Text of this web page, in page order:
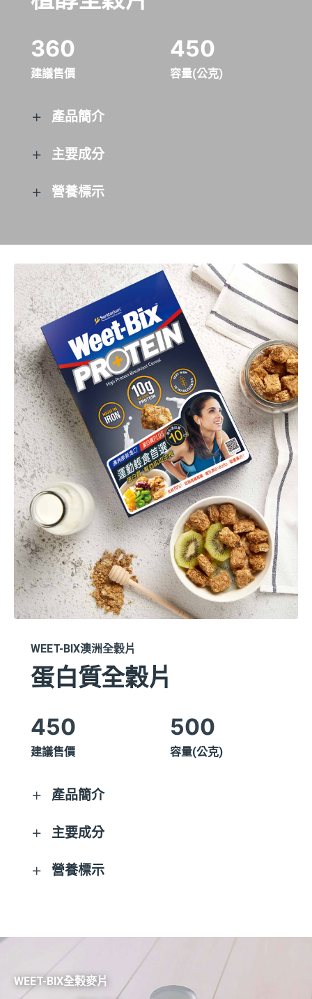
葉酸
鈣 60.4毫克
鐵 1.5毫克 9.1毫克
360
建議售價
450
容量(公克)
產品簡介
維生素B1：幫助心臟正常功能。鎂：幫
主要成分
全麥(88%)、植物固醇酯、蔗糖、鹽、大麥芽
營養標示
本包裝含24份
每份 每100公克
每一份量18.3公克
本包裝含24份
每份 每100公克
熱量 64大卡 347大卡
蛋白質 1.9公克 10.5公克
脂肪 0.9公克 4.8公克
飽和脂肪 0.1公克 0.7公克
反式脂肪 0公克 0公克
碳水化合物 12.9公克 70.4公克
糖 0.5公克 2.7公克
膳食纖維 1.8公克 9.7公克
鈉 46.5毫克 254毫克
維生素B1 0.28毫克 1.53毫克
維生素B2 0.22毫克 1.19毫克
葉酸
鐵 1.5毫克
鎂 17.4毫克
鉀 63毫克 344毫克
WEET-BIX澳洲全穀片
蛋白質全穀片
450
建議售價
500
容量(公克)
產品簡介
高纖、高鐵、富含維生素B1、B2
主要成分
全麥(71%)、豌豆蛋白脆片(濃縮豌豆蛋白
營養標示
每份 每100公克
373大卡
蛋白質 10.1公克 20.1公克
WEET-BIX全榖麥片